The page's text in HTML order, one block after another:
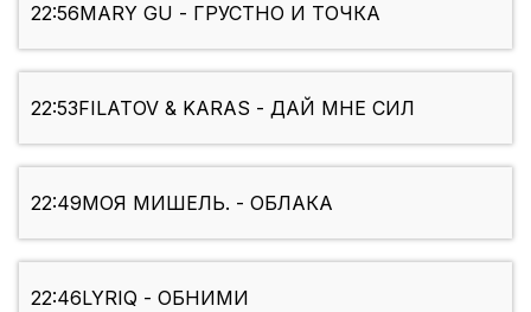
22:56MARY GU - ГРУСТНО И ТОЧКА
22:53FILATOV & KARAS - ДАЙ МНЕ СИЛ
22:49МОЯ МИШЕЛЬ. - ОБЛАКА
22:46LYRIQ - ОБНИМИ